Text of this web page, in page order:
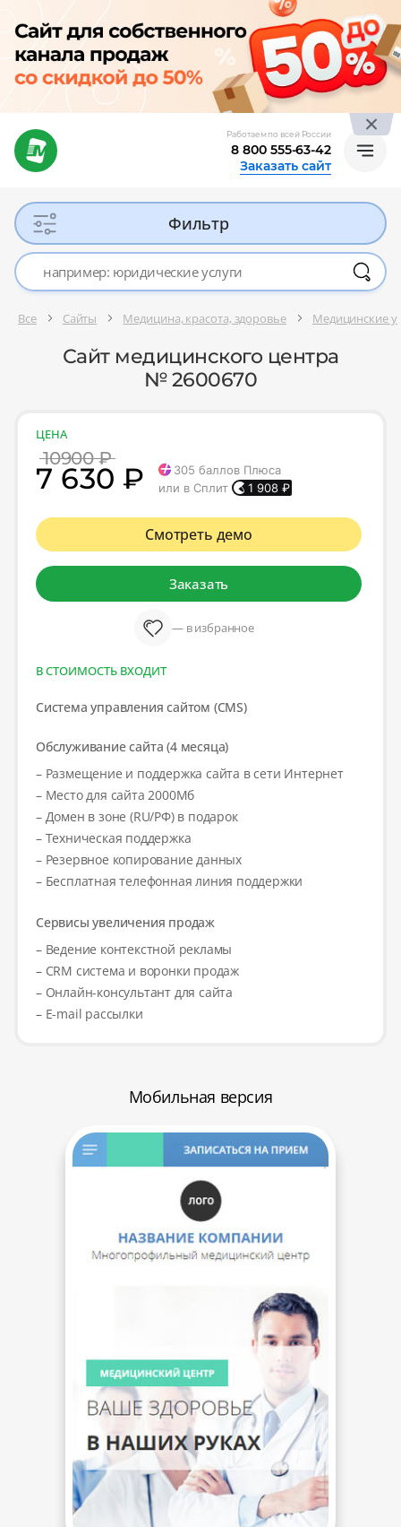
Работаем по всей России
8 800 555-63-42
Заказать сайт
Фильтр
Все Сайты Медицина, красота, здоровье Медицинские
Сайт медицинского центра
№ 2600670
ЦЕНА
10900 ₽
7 630 ₽ 305 баллов Плюса
или в Сплит
1 908 ₽
Смотреть демо
Заказать
— в избранное
В СТОИМОСТЬ ВХОДИТ
Система управления сайтом (CMS)
Обслуживание сайта (4 месяца)
– Размещение и поддержка сайта в сети Интернет
– Место для сайта 2000Мб
– Домен в зоне (RU/РФ) в подарок
– Техническая поддержка
– Резервное копирование данных
– Бесплатная телефонная линия поддержки
Сервисы увеличения продаж
– Ведение контекстной рекламы
– CRM система и воронки продаж
– Онлайн-консультант для сайта
– E-mail рассылки
Мобильная версия